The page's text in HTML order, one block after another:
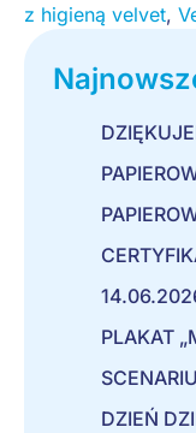
z higieną velvet,
PLAKAT
DZIEŃ